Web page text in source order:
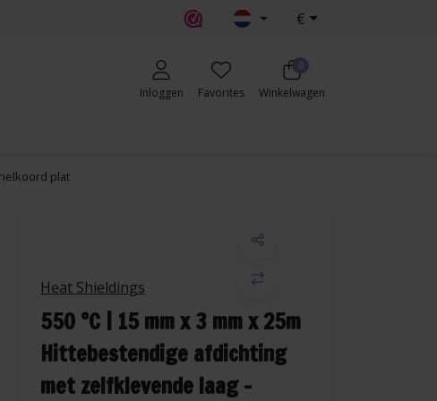
€
Inloggen Favorites
0
Winkelwagen
plat
Heat Shieldings
550 °C | 15 mm x 3 mm x 25m
Hittebestendige afdichting
met zelfklevende laag -